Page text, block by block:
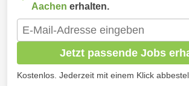
Aachen erhalten.
Jetzt passende Jobs
Kostenlos. Jederzeit mit einem Klick